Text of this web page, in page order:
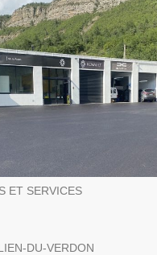
et réparation de
marques dans les Alpes-
Ju Auto est un garage
générale à Saint-
ET SERVICES
DU-VERDON